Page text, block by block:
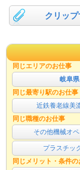
クリップ
同じエリアのお仕事
岐阜県
同じ最寄り駅のお仕事
近鉄養老線美
同じ職種のお仕事
その他機械オ
プラスチッ
同じメリット・条件の